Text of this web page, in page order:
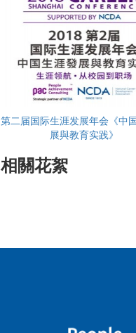
第二届国际生涯发展年会《中
展與教育实践》
相關花絮